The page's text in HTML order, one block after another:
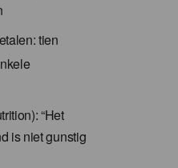
tien
“Het
is niet gunstig